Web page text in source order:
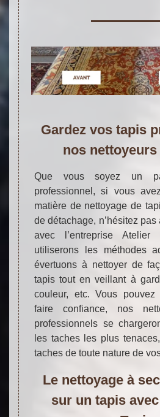
Gardez vos tapis
nos
Que vous soyez un
professionnel, si vous
matière de nettoyage de
de détachage, n’hésitez
avec l’entreprise
utiliserons les méthodes
évertuons à nettoyer de
tapis tout en veillant à
couleur, etc. Vous pouvez
faire confiance, nos
professionnels se
les taches les plus
taches de toute nature de
Le nettoyage à
sur un tapis